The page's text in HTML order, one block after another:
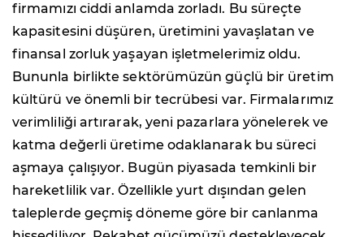
firmamızı ciddi anlamda zorladı. Bu süreçte
kapasitesini düşüren, üretimini yavaşlatan ve
finansal zorluk yaşayan işletmelerimiz oldu.
Bununla birlikte sektörümüzün güçlü bir üretim
kültürü ve önemli bir tecrübesi var. Firmalarımız
verimliliği artırarak, yeni pazarlara yönelerek ve
katma değerli üretime odaklanarak bu süreci
aşmaya çalışıyor. Bugün piyasada temkinli bir
hareketlilik var. Özellikle yurt dışından gelen
taleplerde geçmiş döneme göre bir canlanma